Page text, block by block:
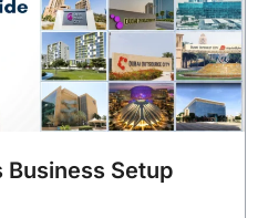
Business Setup